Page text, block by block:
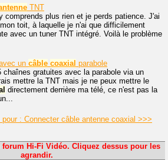
TNT
comprends plus rien et je perds patience. J'ai
toit, à laquelle je n'ai que difficilement
avec un tuner TNT intégré. Voilà le problème
un câble coaxial parabole
chaînes gratuites avec la parabole via un
mettre la TNT mais je ne peux mettre le
directement derrière ma télé, ce n'est pas la
: Connecter câble antenne coaxial >>>
Hi-Fi Vidéo. Cliquez dessus pour les
agrandir.